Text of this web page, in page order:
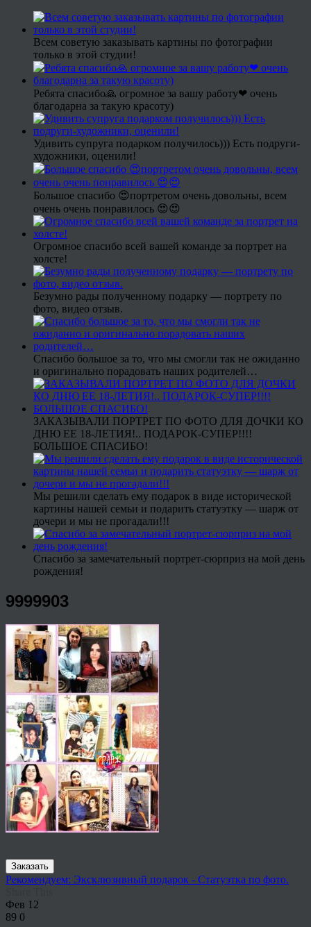
Всем советую заказывать картины по фотографии
только в этой студии!
Ребята спасибо🙏 огромное за вашу работу❤ очень
благодарна за такую красоту)
Удивить супруга подарком получилось))) Есть подруги-
художники, оценили!
Большое спасибо 😍портретом очень довольны, всем
очень очень понравилось 😍😍
Огромное спасибо всей вашей команде за портрет на
холсте!
Безумно рады полученному подарку — портрету по
фото, видео отзыв.
Спасибо большое за то, что мы смогли так не ожиданно
и оригинально порадовать наших родителей…
ЗАКАЗЫВАЛИ ПОРТРЕТ ПО ФОТО ДЛЯ ДОЧКИ КО
ДНЮ ЕЕ 18-ЛЕТИЯ!.. ПОДАРОК-СУПЕР!!!!
БОЛЬШОЕ СПАСИБО!
Мы решили сделать ему подарок в виде исторической
картины нашей семьи и подарить статуэтку — шарж от
дочери и мы не прогадали!!!
Спасибо за замечательный портрет-сюрприз на мой день
рождения!
9999903
Заказать
Рекомендуем: Эксклюзивный подарок - Статуэтка по фото.
Фев 12
89 0